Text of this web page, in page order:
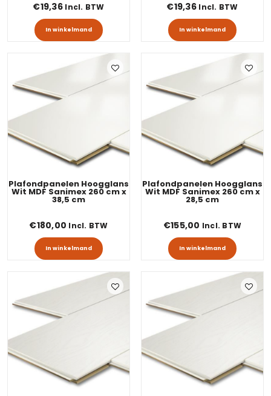
€19,36 Incl. BTW
In winkelmand
€19,36 Incl. BTW
In winkelmand
Plafondpanelen Hoogglans
Wit MDF Sanimex 260 cm x
38,5 cm
€180,00 Incl. BTW
In winkelmand
Plafondpanelen Hoogglans
Wit MDF Sanimex 260 cm x
28,5 cm
€155,00 Incl. BTW
In winkelmand